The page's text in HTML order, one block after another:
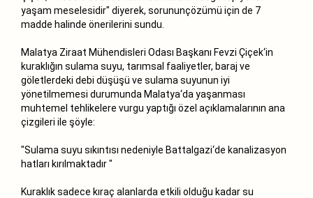
yaşam meselesidir" diyerek, sorununçözümü için de 7
madde halinde önerilerini sundu.
Malatya Ziraat Mühendisleri Odası Başkanı Fevzi Çiçek‘in
kuraklığın sulama suyu, tarımsal faaliyetler, baraj ve
göletlerdeki debi düşüşü ve sulama suyunun iyi
yönetilmemesi durumunda Malatya‘da yaşanması
muhtemel tehlikelere vurgu yaptığı özel açıklamalarının ana
çizgileri ile şöyle:
"Sulama suyu sıkıntısı nedeniyle Battalgazi‘de kanalizasyon
hatları kırılmaktadır "
Kuraklık sadece kıraç alanlarda etkili olduğu kadar su